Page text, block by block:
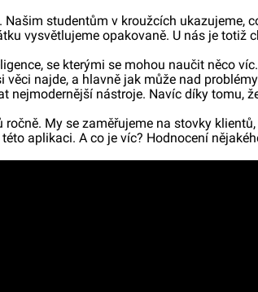
studentům v kroužcích ukazujeme,
vysvětlujeme opakovaně. U nás je totiž
se kterými se mohou naučit něco
najde, a hlavně jak může nad
nejmodernější nástroje. Navíc díky tomu,
My se zaměřujeme na stovky
aplikaci. A co je víc? Hodnocení